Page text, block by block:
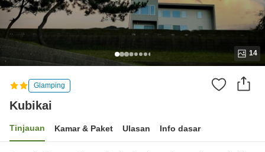
14
Glamping
Kubikai
Tinjauan Kamar & Paket Ulasan Info dasar